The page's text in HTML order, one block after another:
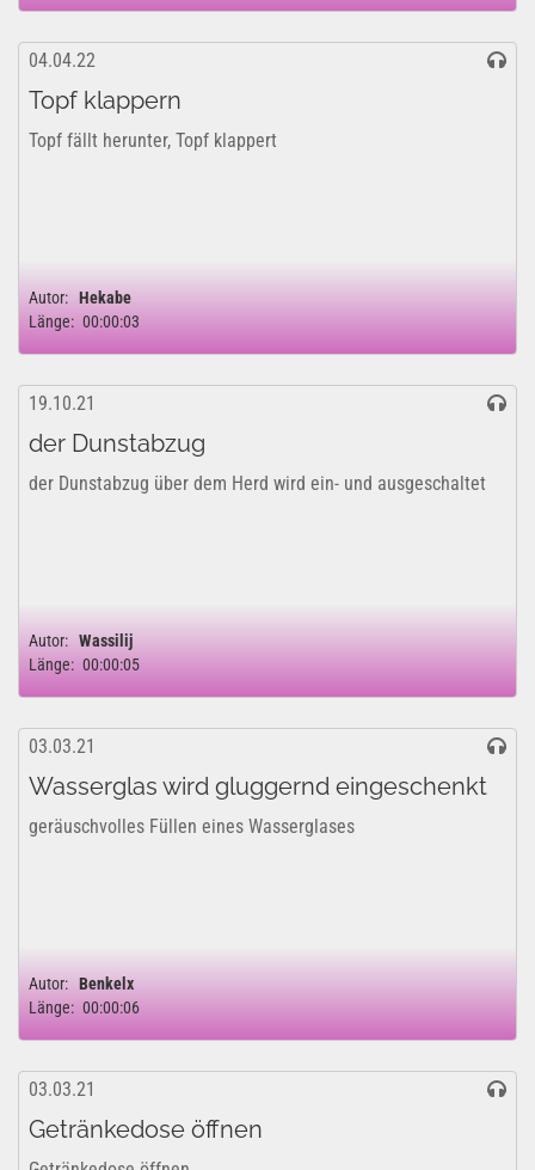
04.04.22
Topf klappern
Topf fällt herunter, Topf klappert
Autor: Hekabe
Länge: 00:00:03
19.10.21
der Dunstabzug
der Dunstabzug über dem Herd wird ein- und ausgeschaltet
Autor: Wassilij
Länge: 00:00:05
03.03.21
Wasserglas wird gluggernd eingeschenkt
geräuschvolles Füllen eines Wasserglases
Autor: Benkelx
Länge: 00:00:06
03.03.21
Getränkedose öffnen